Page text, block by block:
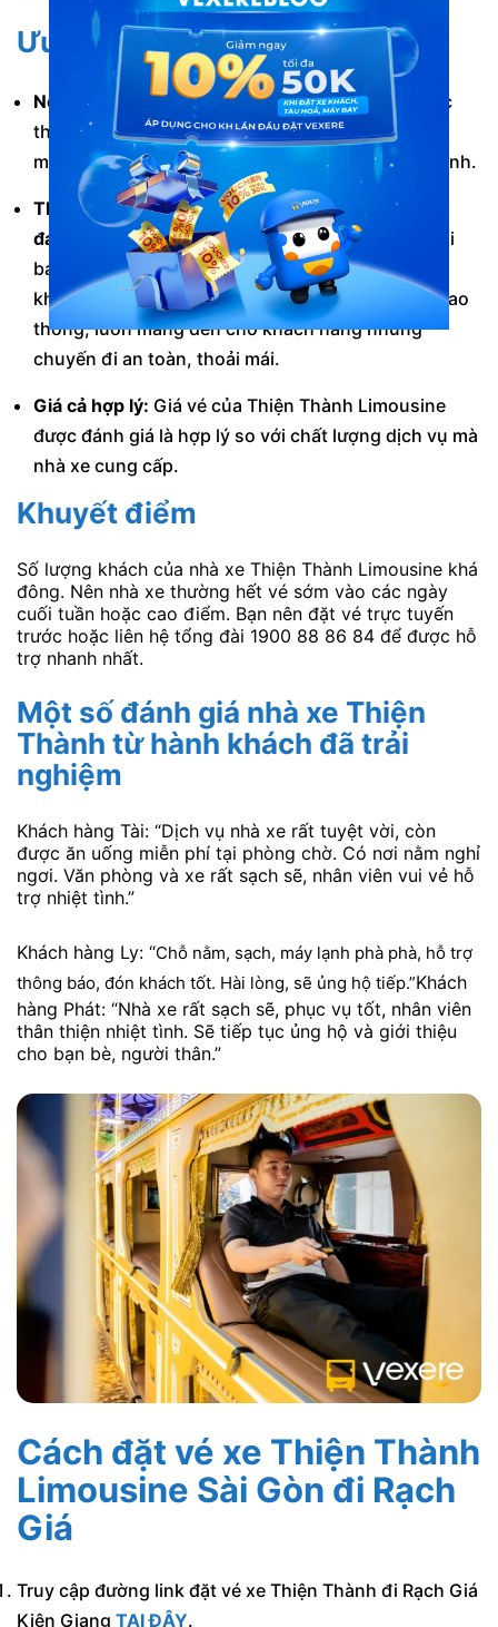
Ưu điểm
Nội thất xe hiện đại, sang trọng:Nội thất xe được
thiết kế hiện đại,sang trọng. Tạo cảm giác thoải
mái,
thư giãn cho khách hàng trong suốt hành trình.
Thái độ phục vụ của nhân viên nhiệt tình, chu
đáo:
Nhân viên của Thiện Thành được đào tạo bài
bản,
chuyên nghiệp,luôn nhiệt tình,chu đáo với
khách hàng.Tài xế lái xe an toàn,tuân thủ luật giao
thông,luôn mang đến cho khách hàng những
chuyến đi an toàn, thoải mái.
Giá cả hợp lý: Giá vé của Thiện Thành Limousine
được đánh giá là hợp lý so với chất lượng dịch vụ mà
nhà xe cung cấp.
Khuyết điểm
Số lượng khách của nhà xe Thiện Thành Limousine khá
đông. Nên nhà xe thường hết vé sớm vào các ngày
cuối tuần hoặc cao điểm. Bạn nên đặt vé trực tuyến
trước hoặc liên hệ tổng đài 1900 88 86 84 để được hỗ
trợ nhanh nhất.
Một số đánh giá nhà xe Thiện
Thành từ hành khách đã trải
nghiệm
Khách hàng Tài: “Dịch vụ nhà xe rất tuyệt vời, còn
được ăn uống miễn phí tại phòng chờ. Có nơi nằm nghỉ
ngơi. Văn phòng và xe rất sạch sẽ, nhân viên vui vẻ hỗ
trợ nhiệt tình.”
Khách hàng Ly: “Chỗ nằm, sạch, máy lạnh phà phà, hỗ trợ
thông báo, đón khách tốt. Hài lòng, sẽ ủng hộ tiếp.”Khách
hàng Phát: “Nhà xe rất sạch sẽ, phục vụ tốt, nhân viên
thân thiện nhiệt tình. Sẽ tiếp tục ủng hộ và giới thiệu
cho bạn bè, người thân.”
Cách đặt vé xe Thiện Thành
Limousine Sài Gòn đi Rạch
Giá
Truy cập đường link đặt vé xe Thiện Thành đi Rạch Giá
Kiên Giang TẠI ĐÂY.